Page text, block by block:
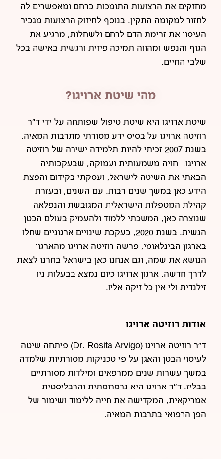
מחזקים את הרצועות התומכות ברחם ומאפשרים לה
לחזור למקומה התקין. בנוסף לחיזוק הרצועות מגביר
העיסוי את זרימת הדם לרחם ולשחלות, מרגיע את
הגוף והנפש ומהווה תמיכה פיזית ורגשית באישה בכל
שלבי החיים.
מהי שיטת ארויגו?
שיטת ארויגו היא שיטת טיפול שפותחה על ידי ד"ר
רוזיטה ארויגו על בסיס ידע מסורתי מתרבות המאיה.
בשנת 2007 זכיתי להיות תלמידה ישירה של רוזיטה
ארויגו, חויה משמעותית ועמוקה, שבעקבותיה
הבאתי את השיטה לישראל, ועסקתי בקידום והפצת
הידע כאן במשך שנים רבות. עם השנים, ובעזרת
קהילת המטפלות הישראלית המגובשת והנפלאה
שנוצרה כאן, המשכתי ללמוד ולהעמיק בעולם הבטן
הנשית. בשנת 2020, בעקבת שינויים ארגוניים שחלו
בארגון הבינלאומי, פרשה רוזיטה ארויגו מהארגון
הנושא את שמה, וגם אנחנו כאן בישראל בחרנו לצאת
לדרך חדשה. ארגון ארויגו כיום נמצא בבעלות ניו
זילנדית ולי אין כל זיקה אליו.
אודות רוזיטה ארויגו
ד"ר רוזיטה ארויגו (Dr. Rosita Arvigo) פיתחה שיטה
לעיסוי הבטן והאגן על פי טכניקות מסורתיות שלמדה
במשך עשרות שנים ממרפאים ומילדות מסורתיים
בבליז. ד"ר ארויגו היא נרפרופתית והרבליסטית
אמריקאית, המקדישה את חייה ללימוד ושימור של
הפן הרפואי בתרבות המאיה.